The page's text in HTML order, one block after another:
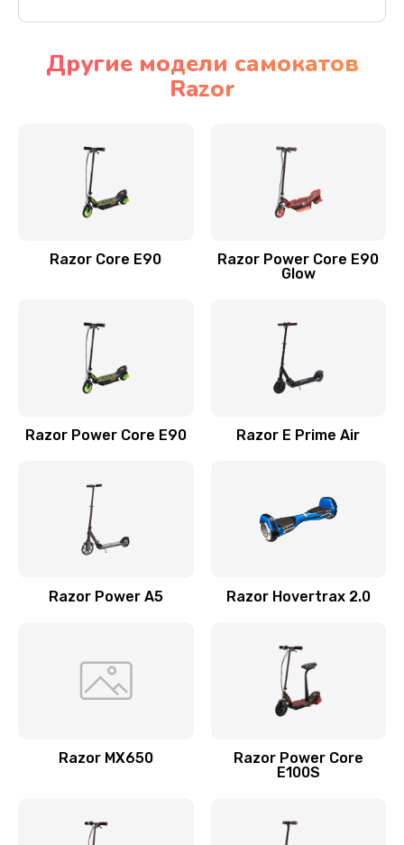
Другие модели самокатов
Razor
Razor Core E90
Razor Power Core E90
Glow
Razor Power Core E90 Razor E Prime Air
Razor Power A5 Razor Hovertrax 2.0
Razor MX650
Razor Power Core
E100S